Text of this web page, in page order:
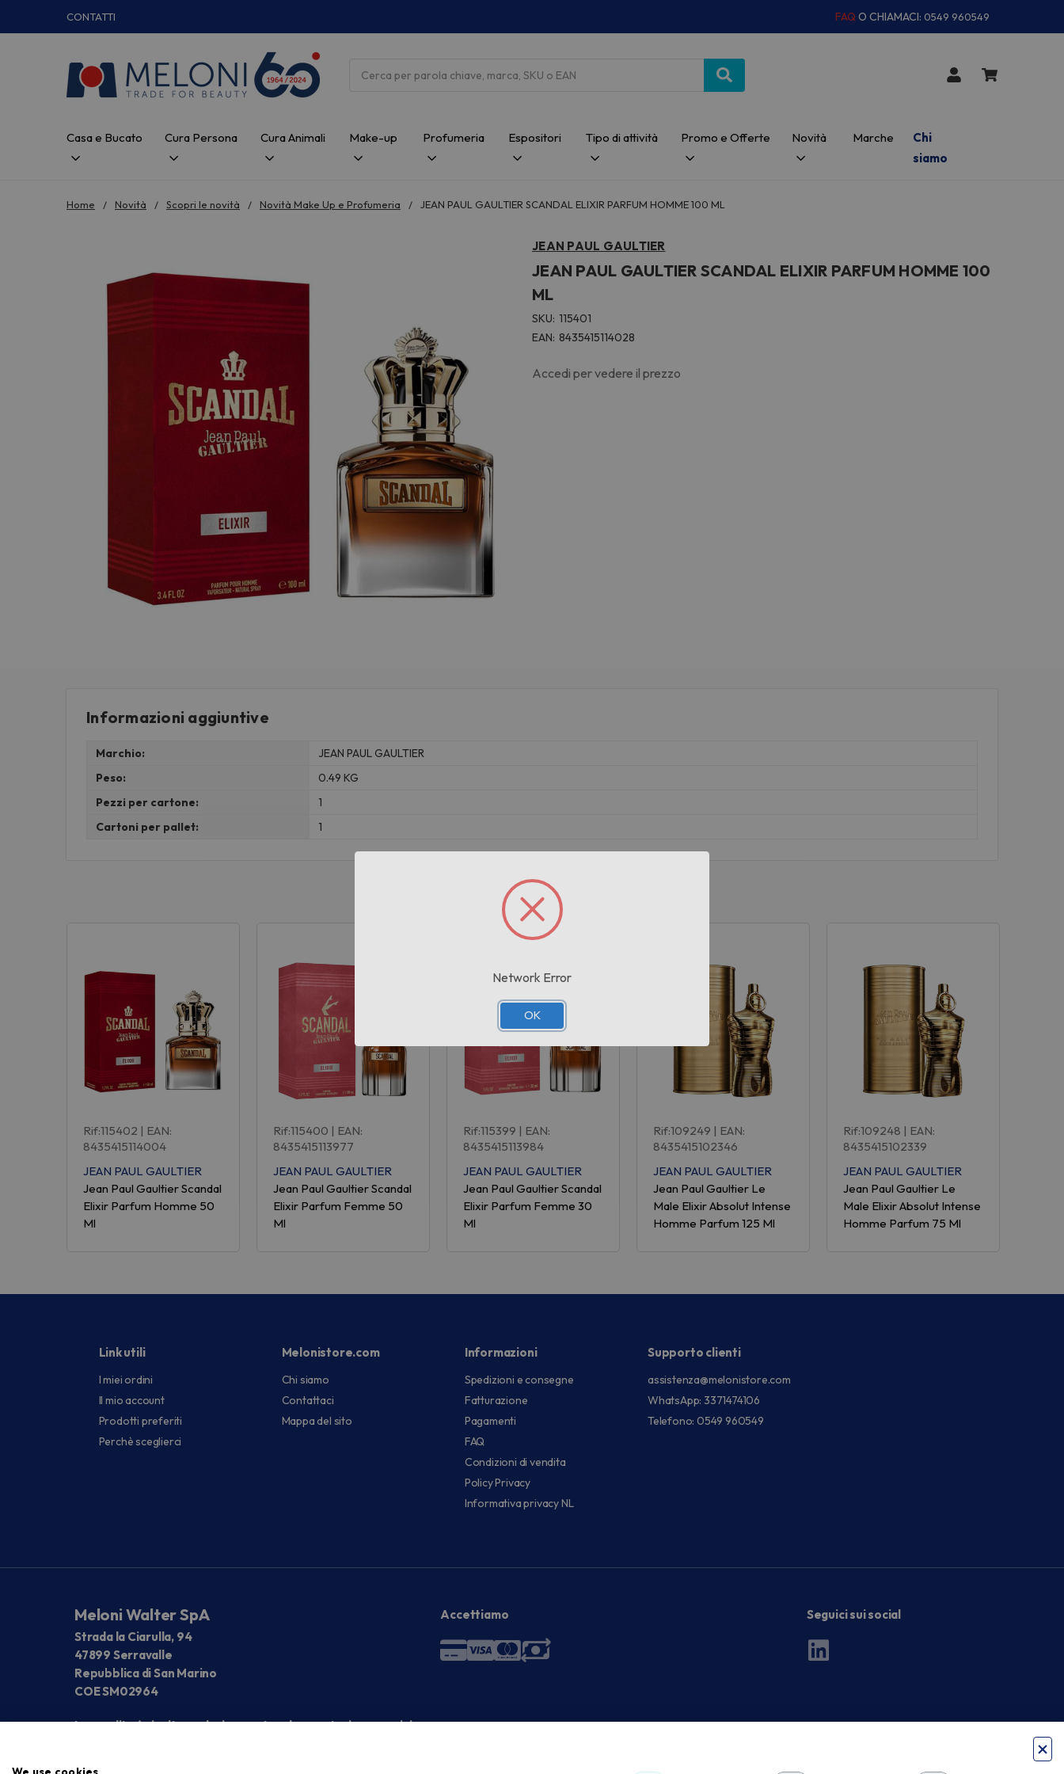
CONTATTI FAQ O CHIAMACI: 0549 960549
Casa e Bucato Cura Persona Cura Animali Make-up Profumeria Espositori Tipo di attività Promo e Offerte Novità Marche
Chi
siamo
Home Novità Scopri le novità Novità Make Up e Profumeria JEAN PAUL GAULTIER SCANDAL ELIXIR PARFUM HOMME 100 ML
JEAN PAUL GAULTIER
JEAN PAUL GAULTIER SCANDAL ELIXIR PARFUM HOMME 100
ML
SKU: 115401
EAN: 8435415114028
Accedi per vedere il prezzo
Informazioni aggiuntive
Marchio:
JEAN PAUL GAULTIER
Peso:
0.49 KG
Pezzi per cartone:
1
Cartoni per pallet:
1
Prodotti correlati
Rif:115402 | EAN:
8435415114004
JEAN PAUL GAULTIER
Jean Paul Gaultier Scandal
Elixir Parfum Homme 50
Ml
Rif:115400 | EAN:
8435415113977
JEAN PAUL GAULTIER
Jean Paul Gaultier Scandal
Elixir Parfum Femme 50
Ml
Rif:115399 | EAN:
8435415113984
JEAN PAUL GAULTIER
Jean Paul Gaultier Scandal
Elixir Parfum Femme 30
Ml
Rif:109249 | EAN:
8435415102346
JEAN PAUL GAULTIER
Jean Paul Gaultier Le
Male Elixir Absolut Intense
Homme Parfum 125 Ml
Rif:109248 | EAN:
8435415102339
JEAN PAUL GAULTIER
Jean Paul Gaultier Le
Male Elixir Absolut Intense
Homme Parfum 75 Ml
Link utili
I miei ordini
Il mio account
Prodotti preferiti
Perchè sceglierci
Melonistore.com
Chi siamo
Contattaci
Mappa del sito
Informazioni
Spedizioni e consegne
Fatturazione
Pagamenti
FAQ
Condizioni di vendita
Policy Privacy
Informativa privacy NL
Supporto clienti
assistenza@melonistore.com
WhatsApp: 3371474106
Telefono: 0549 960549
Meloni Walter SpA
Strada la Ciarulla, 94
47899 Serravalle
Repubblica di San Marino
COE SM02964
La vendita è rivolta esclusivamente ad operatori economici
Accettiamo Seguici sui social
Network Error
OK